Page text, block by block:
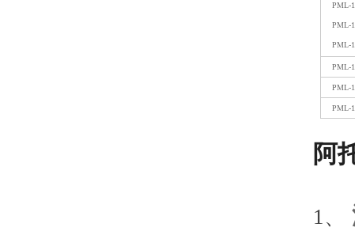
PML-
PML-
PML-
PML-
PML-
PML-
阿
1、